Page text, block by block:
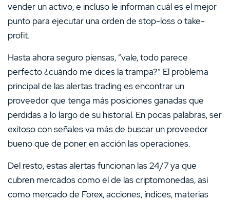
vender un activo, e incluso le informan cuál es el mejor
punto para ejecutar una orden de stop-loss o take-
profit.
Hasta ahora seguro piensas, “vale, todo parece
perfecto ¿cuándo me dices la trampa?” El problema
principal de las alertas trading es encontrar un
proveedor que tenga más posiciones ganadas que
perdidas a lo largo de su historial. En pocas palabras, ser
exitoso con señales va más de buscar un proveedor
bueno que de poner en acción las operaciones.
Del resto, estas alertas funcionan las 24/7 ya que
cubren mercados como el de las criptomonedas, así
como mercado de Forex, acciones, índices, materias